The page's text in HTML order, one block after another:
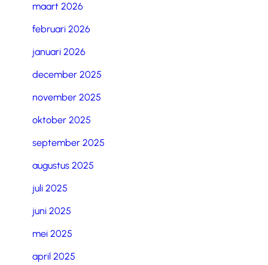
maart 2026
februari 2026
januari 2026
december 2025
november 2025
oktober 2025
september 2025
augustus 2025
juli 2025
juni 2025
mei 2025
april 2025